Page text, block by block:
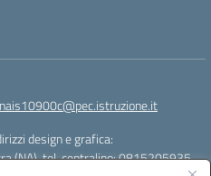
nais10900c@pec.istruzione.it
design e grafica:
(NA), tel. centralino: 0815205935